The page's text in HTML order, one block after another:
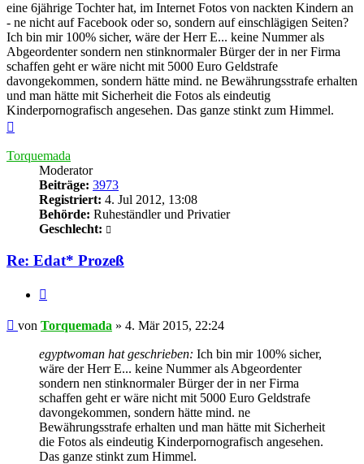
eine 6jährige Tochter hat, im Internet Fotos von nackten Kindern an
- ne nicht auf Facebook oder so, sondern auf einschlägigen Seiten?
Ich bin mir 100% sicher, wäre der Herr E... keine Nummer als
Abgeordenter sondern nen stinknormaler Bürger der in ner Firma
schaffen geht er wäre nicht mit 5000 Euro Geldstrafe
davongekommen, sondern hätte mind. ne Bewährungsstrafe erhalten
und man hätte mit Sicherheit die Fotos als eindeutig
Kinderpornografisch angesehen. Das ganze stinkt zum Himmel.
Torquemada
Moderator
Beiträge: 3973
Registriert: 4. Jul 2012, 13:08
Behörde: Ruheständler und Privatier
Geschlecht:
Re: Edat* Prozeß
Beitrag
von Torquemada » 4. Mär 2015, 22:24
egyptwoman hat geschrieben: Ich bin mir 100% sicher,
wäre der Herr E... keine Nummer als Abgeordenter
sondern nen stinknormaler Bürger der in ner Firma
schaffen geht er wäre nicht mit 5000 Euro Geldstrafe
davongekommen, sondern hätte mind. ne
Bewährungsstrafe erhalten und man hätte mit Sicherheit
die Fotos als eindeutig Kinderpornografisch angesehen.
Das ganze stinkt zum Himmel.